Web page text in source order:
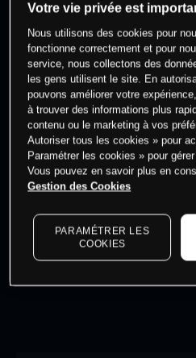
0 % des clients ont
cet actif
dernières données du
market
Votre vie privée est
Nous utilisons des cookies pour
fonctionne correctement et pour
service, nous collectons des
les gens utilisent le site. En
pouvons améliorer votre
à trouver des informations plus
contenu ou le marketing à vos
Autoriser tous les cookies » pour
Paramétrer les cookies » pour
Vous pouvez en savoir plus en
Gestion des Cookies
PARAMÉTRER LES
COOKIES